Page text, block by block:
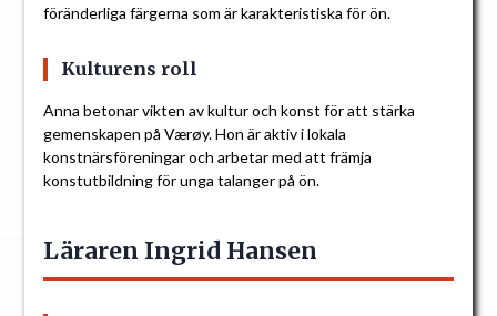
föränderliga färgerna som är karakteristiska för ön.
Kulturens roll
Anna betonar vikten av kultur och konst för att stärka
gemenskapen på Værøy. Hon är aktiv i lokala
konstnärsföreningar och arbetar med att främja
konstutbildning för unga talanger på ön.
Läraren Ingrid Hansen